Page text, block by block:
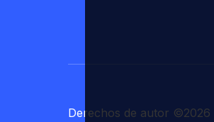
Derechos de autor ©2026